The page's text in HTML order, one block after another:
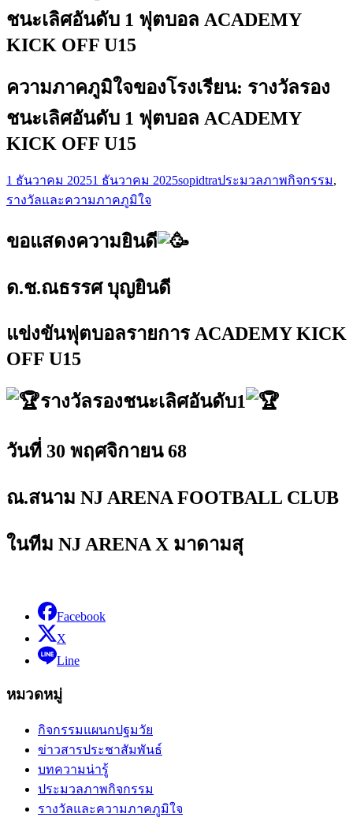
ชนะเลิศอันดับ 1 ฟุตบอล ACADEMY
KICK OFF U15
ความภาคภูมิใจของโรงเรียน: รางวัลรอง
ชนะเลิศอันดับ 1 ฟุตบอล ACADEMY
KICK OFF U15
1 ธันวาคม 20251 ธันวาคม 2025sopidtraประมวลภาพกิจกรรม,
รางวัลและความภาคภูมิใจ
ขอแสดงความยินดี
ด.ช.ณธรรศ บุญยินดี
แข่งขันฟุตบอลรายการ ACADEMY KICK
OFF U15
รางวัลรองชนะเลิศอันดับ1
วันที่ 30 พฤศจิกายน 68
ณ.สนาม NJ ARENA FOOTBALL CLUB
ในทีม NJ ARENA X มาดามสุ
Facebook
X
Line
หมวดหมู่
กิจกรรมแผนกปฐมวัย
ข่าวสารประชาสัมพันธ์
บทความน่ารู้
ประมวลภาพกิจกรรม
รางวัลและความภาคภูมิใจ